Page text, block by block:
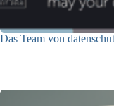
Das Team von